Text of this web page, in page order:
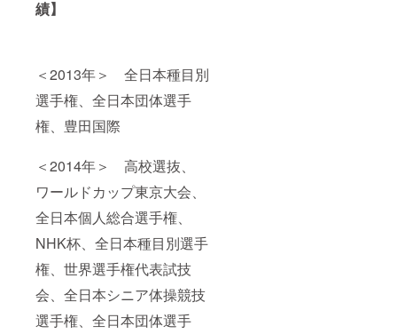
績】
＜2013年＞ 全日本種目別
選手権、全日本団体選手
権、豊田国際
＜2014年＞ 高校選抜、
ワールドカップ東京大会、
全日本個人総合選手権、
NHK杯、全日本種目別選手
権、世界選手権代表試技
会、全日本シニア体操競技
選手権、全日本団体選手